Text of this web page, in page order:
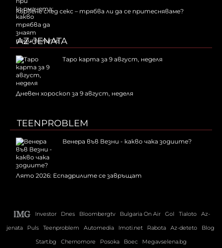
Кървене след секс – трябва ли да се притесняваме?
AZ-JENATA
Таро карта за 9 август, неделя
Дневен хороскоп за 9 август, неделя
TEENPROBLEM
Венера във Везни - какво чака зодиите?
Лято 2026: Еспадрилите се завръщат
Investor Dnes Bloombergtv Bulgaria On Air Gol Tialoto
Az-
jenata
Puls Teenproblem Automedia Imoti.net Rabota Az-deteto
Blog
Start.bg
Chernomore Posoka Boec Megavselena.bg